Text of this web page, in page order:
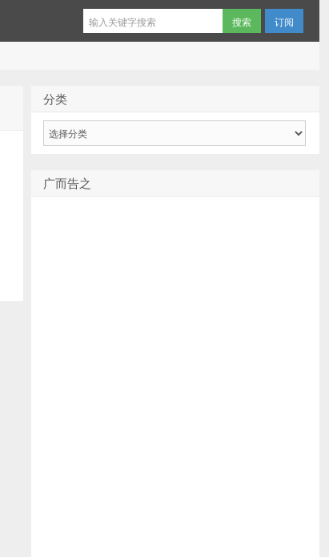
订阅
分类
广而告之